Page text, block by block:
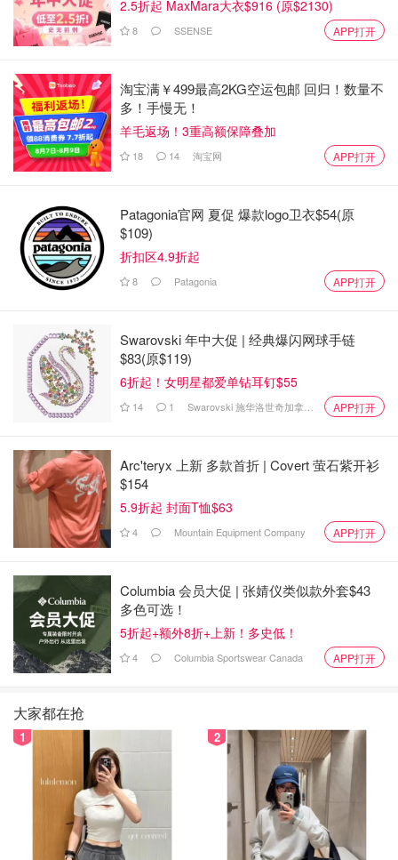
对香味小一些。其他两款香味较浓，还算是好闻的香味，但
对香味敏感的小伙伴可能要绕行。
水滋润，胶原蛋白负责帮助恢复肌肤弹性，多维精华负责均
衡肤色，增强肌肤屏障。基本这三款涵盖了大多数熟龄肌肤
的日常护肤需求。
2.5折起 MaxMara大衣$916 (原$2130)
8 SSENSE APP打开
淘宝满￥499最高2KG空运包邮 回归！数量不
多！手慢无！
羊毛返场！3重高额保障叠加
18 14 淘宝网 APP打开
Patagonia官网 夏促 爆款logo卫衣$54(原
$109)
折扣区4.9折起
8 Patagonia APP打开
Swarovski 年中大促 | 经典爆闪网球手链
$83(原$119)
6折起！女明星都爱单钻耳钉$55
14 1 Swarovski 施华洛世奇加拿大官网 APP打开
Arc'teryx 上新 多款首折 | Covert 萤石紫开衫
$154
5.9折起 封面T恤$63
4 Mountain Equipment Company APP打开
Columbia 会员大促 | 张婧仪类似款外套$43
多色可选！
5折起+额外8折+上新！多史低！
4 Columbia Sportswear Canada APP打开
大家都在抢
1 2